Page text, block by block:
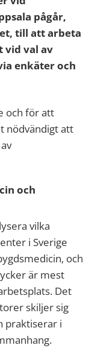
pågår,
till att arbeta
vid val av
enkäter och
och för att
nödvändigt att
och
vilka
i Sverige
och
är mest
Det
skiljer sig
praktiserar i